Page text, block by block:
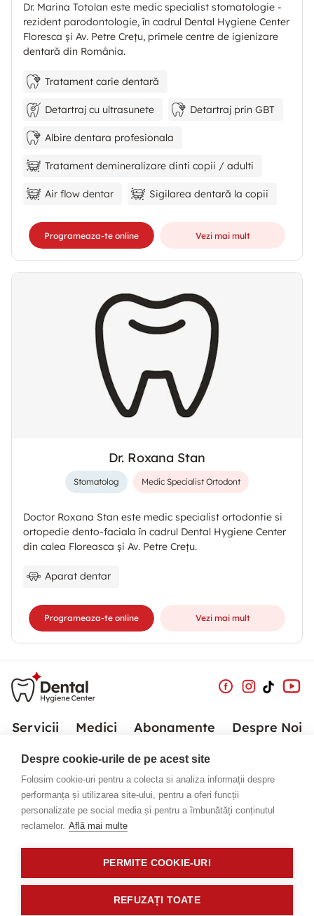
Dr. Marina Totolan este medic specialist stomatologie -
rezident parodontologie, în cadrul Dental Hygiene Center
Floresca și Av. Petre Crețu, primele centre de igienizare
dentară din România.
Tratament carie dentară
Detartraj cu ultrasunete Detartraj prin GBT
Albire dentara profesionala
Tratament demineralizare dinti copii / adulti
Air flow dentar Sigilarea dentară la copii
Programeaza-te online Vezi mai mult
Dr. Roxana Stan
Stomatolog Medic Specialist Ortodont
Doctor Roxana Stan este medic specialist ortodontie si
ortopedie dento-faciala în cadrul Dental Hygiene Center
din calea Floreasca și Av. Petre Crețu.
Aparat dentar
Programeaza-te online Vezi mai mult
Servicii Medici Abonamente Despre Noi
Noutăți Contact
Telefon:0773 856 287
E-Mail:receptie@dentalhygienecenter.ro
Luni - Duminică
09:00 - 21:00
Copyright ©2026
Despre cookie-urile de pe acest site
Folosim cookie-uri pentru a colecta si analiza informații despre
performanța și utilizarea site-ului, pentru a oferi funcții
personalizate pe social media și pentru a îmbunătăți conținutul
reclamelor. Află mai multe
PERMITE COOKIE-URI
REFUZAȚI TOATE